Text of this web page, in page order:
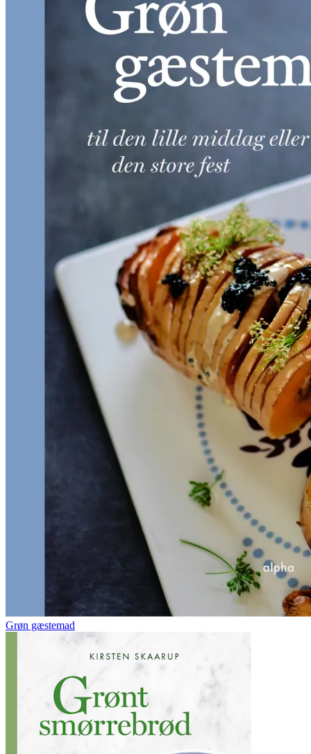
Grøn gæstemad